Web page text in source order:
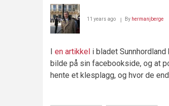
11 years ago By hermanjberge
I en artikkel i bladet
bilde på sin facebookside, og at
hente et klesplagg, og hvor de